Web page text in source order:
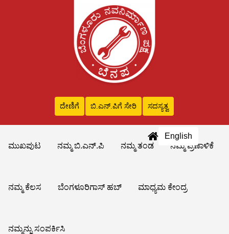
ದೇಣಿಗೆ ಬಿ.ಎನ್‌.ಪಿಗೆ ಸೇರಿ ಸದಸ್ಯತ್ವ
English
ಮುಖಪುಟ
ನಮ್ಮ ಬಿ.ಎನ್.ಪಿ ನಮ್ಮ ತಂಡ ನಮ್ಮ ಪ್ರಣಾಳಿಕೆ
ನಮ್ಮ ಕೆಲಸ ಬೆಂಗಳೂರಿಗಾಸ್ ಹಬ್ ಮಾಧ್ಯಮ ಕೇಂದ್ರ
ನಮ್ಮನ್ನು ಸಂಪರ್ಕಿಸಿ